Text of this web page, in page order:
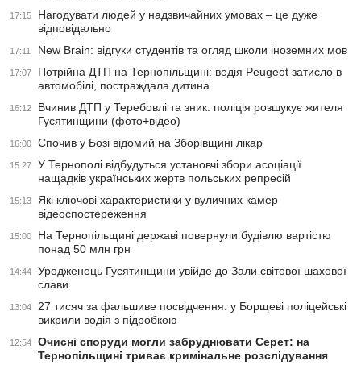
17:15
Нагодувати людей у надзвичайних умовах – це дуже
відповідально
17:11 New Brain: відгуки студентів та огляд школи іноземних мов
17:07
Потрійна ДТП на Тернопільщині: водія Peugeot затисло в
автомобілі, постраждала дитина
16:12
Вчинив ДТП у Теребовлі та зник: поліція розшукує жителя
Гусятинщини (фото+відео)
16:00 Спочив у Бозі відомий на Зборівщині лікар
15:27
У Тернополі відбудуться установчі збори асоціації
нащадків українських жертв польських репресій
15:13
Які ключові характеристики у вуличних камер
відеоспостереження
15:00
На Тернопільщині державі повернули будівлю вартістю
понад 50 млн грн
14:44
Уродженець Гусятинщини увійде до Зали світової шахової
слави
13:04
27 тисяч за фальшиве посвідчення: у Борщеві поліцейські
викрили водія з підробкою
12:54
Очисні споруди могли забруднювати Серет: на
Тернопільщині триває кримінальне розслідування